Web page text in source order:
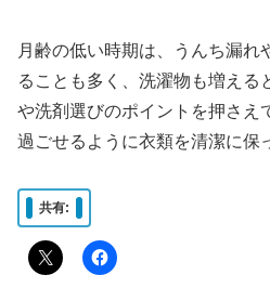
月齢の低い時期は、うんち漏れ
ることも多く、洗濯物も増える
や洗剤選びのポイントを押さえ
過ごせるように衣類を清潔に保
共有: